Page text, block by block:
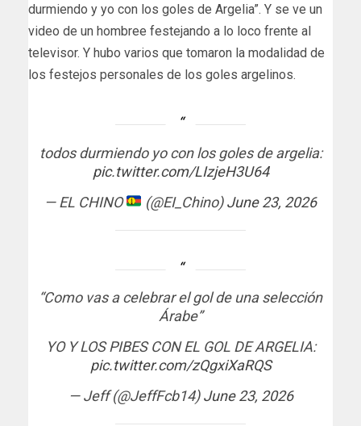
durmiendo y yo con los goles de Argelia”. Y se ve un
video de un hombree festejando a lo loco frente al
televisor. Y hubo varios que tomaron la modalidad de
los festejos personales de los goles argelinos.
todos durmiendo yo con los goles de argelia:
pic.twitter.com/LIzjeH3U64
— EL CHINO
(@EI_Chino)June 23, 2026
“Como vas a celebrar el gol de una selección
Árabe”
YO Y LOS PIBES CON EL GOL DE ARGELIA:
pic.twitter.com/zQgxiXaRQS
— Jeff (@JeffFcb14)June 23, 2026